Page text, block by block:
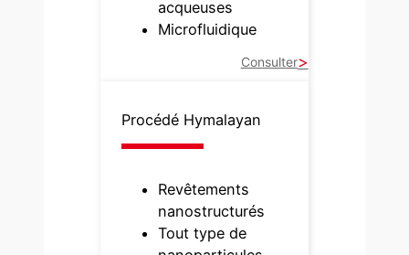
acqueuses
Microfluidique
Consulter
Procédé Hymalayan
Revêtements
nanostructurés
Tout type de